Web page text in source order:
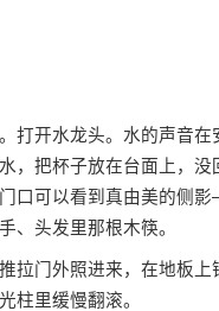
开水龙头。水的声音在
，把杯子放在台面上，没
口可以看到真由美的侧
、头发里那根木筷。
门外照进来，在地板上
柱里缓慢翻滚。